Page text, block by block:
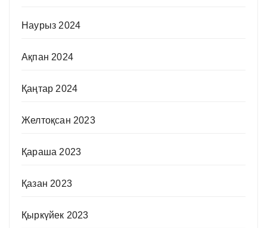
Наурыз 2024
Ақпан 2024
Қаңтар 2024
Желтоқсан 2023
Қараша 2023
Қазан 2023
Қыркүйек 2023